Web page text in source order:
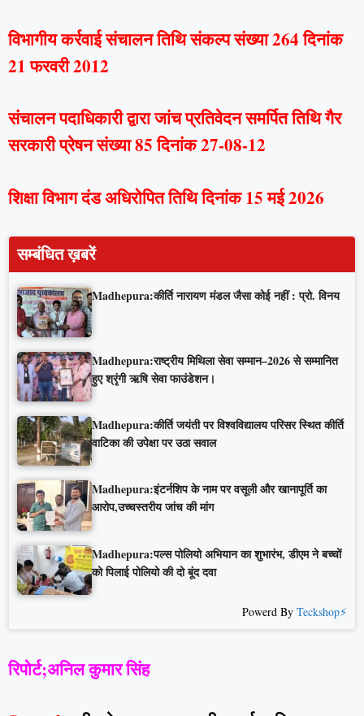
विभागीय कर्रवाई संचालन तिथि संकल्प संख्या 264 दिनांक
21 फरवरी 2012
संचालन पदाधिकारी द्वारा जांच प्रतिवेदन समर्पित तिथि गैर
सरकारी प्रेषन संख्या 85 दिनांक 27-08-12
शिक्षा विभाग दंड अधिरोपित तिथि दिनांक 15 मई 2026
सम्बंधित ख़बरें
Madhepura:कीर्ति नारायण मंडल जैसा कोई नहीं : प्रो. विनय
Madhepura:राष्ट्रीय मिथिला सेवा सम्मान–2026 से सम्मानित
हुए श्रृंगी ऋषि सेवा फाउंडेशन।
Madhepura:कीर्ति जयंती पर विश्वविद्यालय परिसर स्थित कीर्ति
वाटिका की उपेक्षा पर उठा सवाल
Madhepura:इंटर्नशिप के नाम पर वसूली और खानापूर्ति का
आरोप,उच्चस्तरीय जांच की मांग
Madhepura:पल्स पोलियो अभियान का शुभारंभ, डीएम ने बच्चों
को पिलाई पोलियो की दो बूंद दवा
Powerd By Teckshop⚡
रिपोर्ट;अनिल कुमार सिंह